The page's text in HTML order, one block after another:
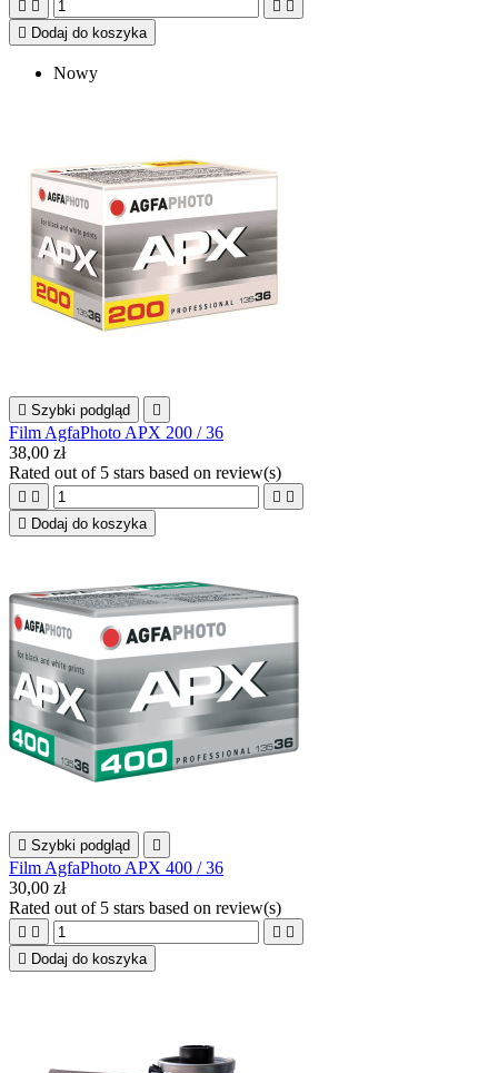
   
 Dodaj do koszyka
Nowy
 Szybki podgląd 
Film AgfaPhoto APX 200 / 36
38,00 zł
Rated out of 5 stars based on review(s)
   
 Dodaj do koszyka
 Szybki podgląd 
Film AgfaPhoto APX 400 / 36
30,00 zł
Rated out of 5 stars based on review(s)
   
 Dodaj do koszyka